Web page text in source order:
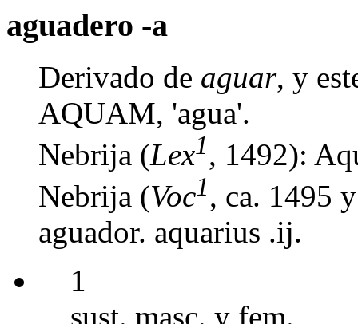
aguadero -a
Derivado de aguar, y
AQUAM, 'agua'.
Nebrija (Lex1, 1492):
Nebrija (Voc1, ca. 1495
aguador. aquarius .ij.
1
sust. masc. y fem.